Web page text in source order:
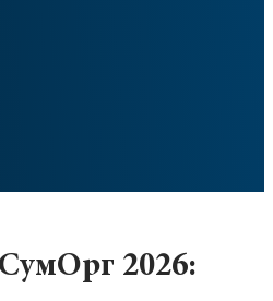
2026: